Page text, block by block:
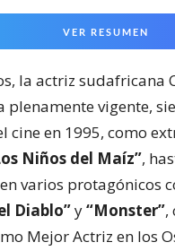
VER RESUMEN
la actriz sudafricana
plenamente vigente,
cine en 1995, como
Niños del Maíz”,
varios protagónicos
Diablo”y“Monster”,
Mejor Actriz en los